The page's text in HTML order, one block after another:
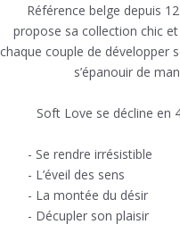
Référence belge depuis
propose sa collection chic
chaque couple de développer
s’épanouir de
Soft Love se décline en
- Se rendre irrésistible
- L’éveil des sens
- La montée du désir
- Décupler son plaisir